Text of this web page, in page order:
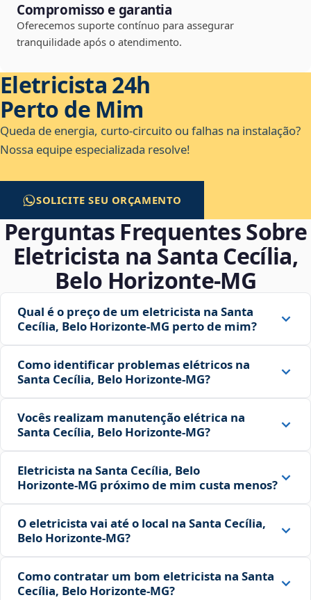
Compromisso e garantia
Oferecemos suporte contínuo para assegurar
tranquilidade após o atendimento.
Eletricista 24h
Perto de Mim
Queda de energia, curto-circuito ou falhas na instalação?
Nossa equipe especializada resolve!
SOLICITE SEU ORÇAMENTO
Perguntas Frequentes Sobre
Eletricista na Santa Cecília,
Belo Horizonte‑MG
Qual é o preço de um eletricista na Santa
Cecília, Belo Horizonte‑MG perto de mim?
Como identificar problemas elétricos na
Santa Cecília, Belo Horizonte‑MG?
Vocês realizam manutenção elétrica na
Santa Cecília, Belo Horizonte‑MG?
Eletricista na Santa Cecília, Belo
Horizonte‑MG próximo de mim custa menos?
O eletricista vai até o local na Santa Cecília,
Belo Horizonte‑MG?
Como contratar um bom eletricista na Santa
Cecília, Belo Horizonte‑MG?